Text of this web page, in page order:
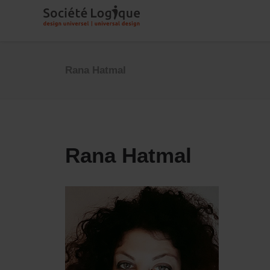
Rana Hatmal
Rana Hatmal